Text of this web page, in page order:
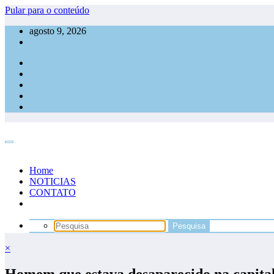
Pular para o conteúdo
agosto 9, 2026
Home
NOTICIAS
CONTATO
×